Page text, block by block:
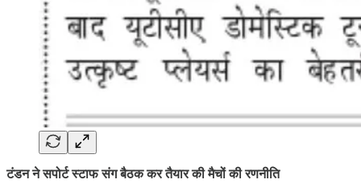
टंडन ने सपोर्ट स्टाफ संग बैठक कर तैयार की मैचों की रणनीति